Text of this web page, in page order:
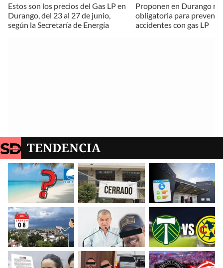
Estos son los precios del Gas LP en
Durango, del 23 al 27 de junio,
según la Secretaría de Energía
Proponen en Durango
obligatoria para prevenir
accidentes con gas LP
TENDENCIA